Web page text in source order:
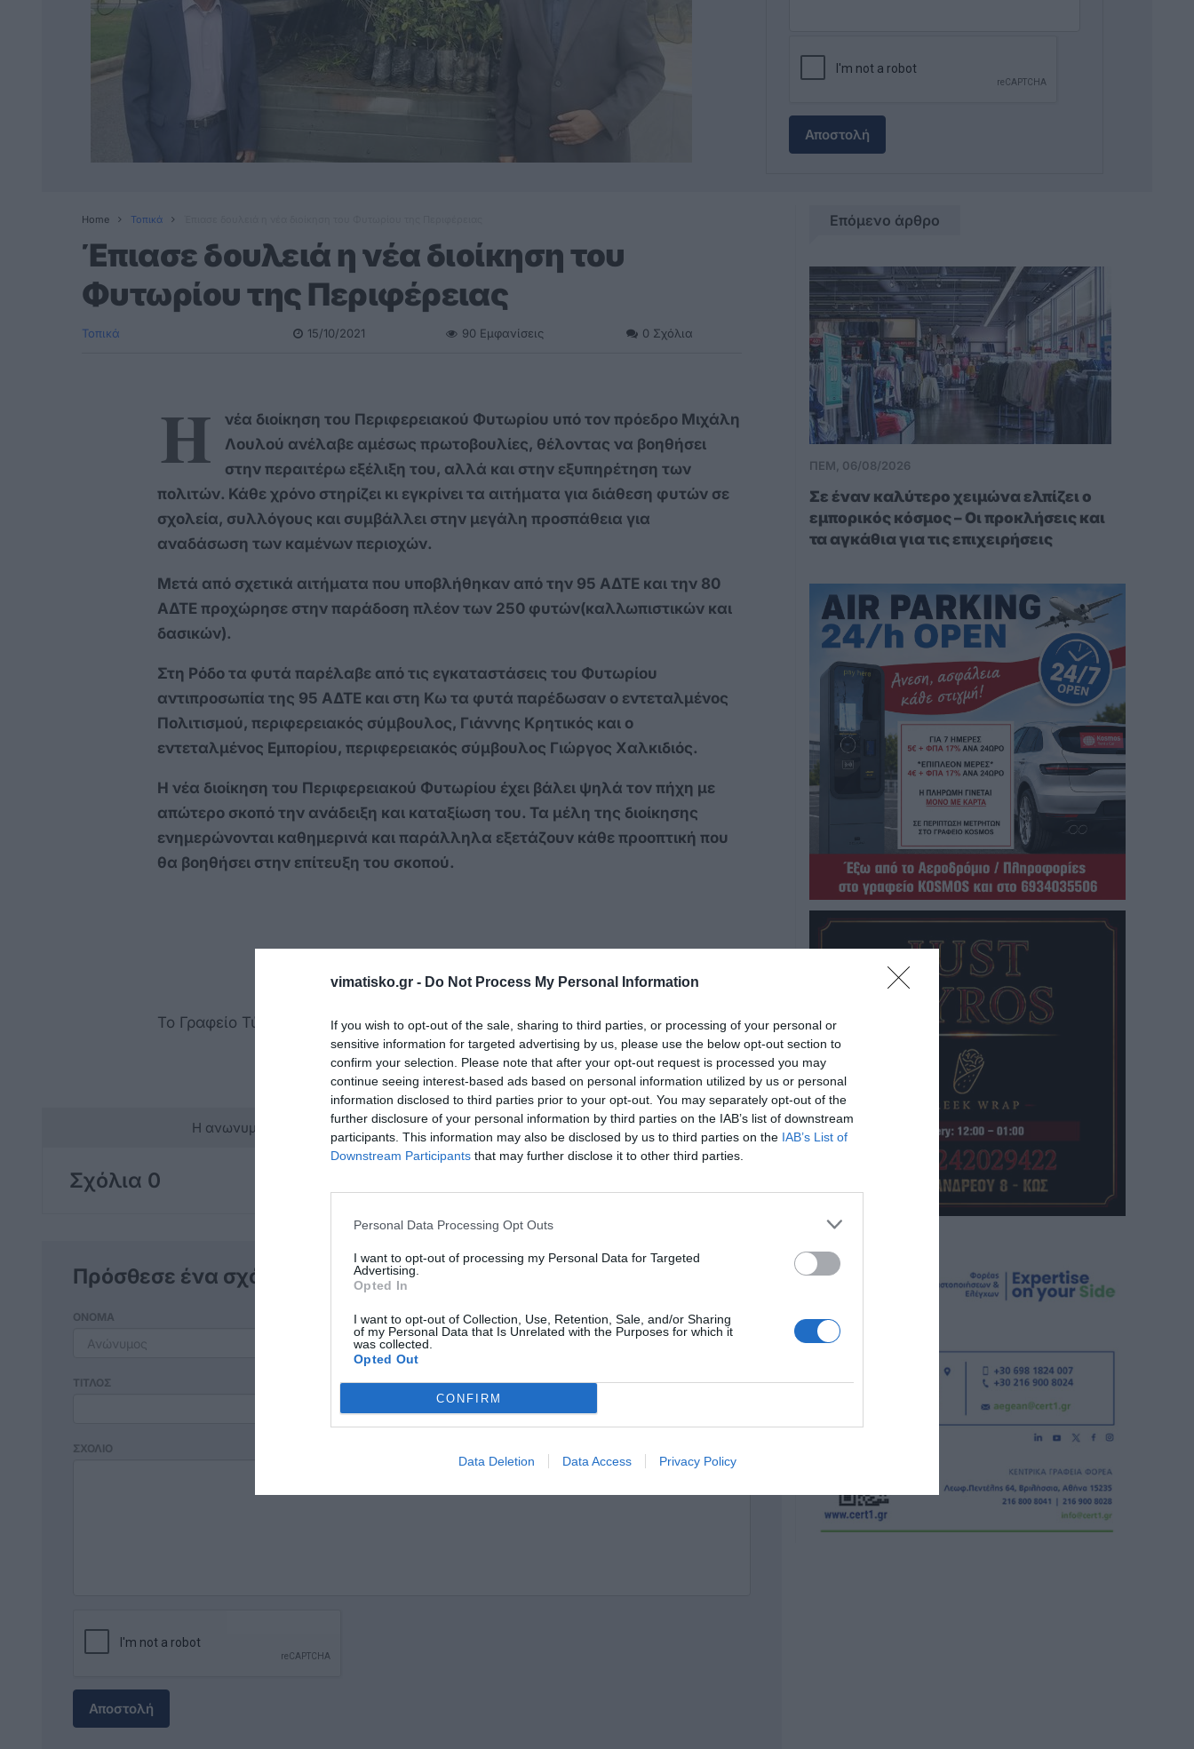
vimatisko.gr - Do Not Process My Personal Information
If you wish to opt-out of the sale, sharing to third parties, or processing of your personal or
sensitive information for targeted advertising by us, please use the below opt-out section to
confirm your selection. Please note that after your opt-out request is processed you may
continue seeing interest-based ads based on personal information utilized by us or personal
information disclosed to third parties prior to your opt-out. You may separately opt-out of the
further disclosure of your personal information by third parties on the IAB’s list of downstream
participants. This information may also be disclosed by us to third parties on the IAB’s List of
Downstream Participants that may further disclose it to other third parties.
Personal Data Processing Opt Outs
I want to opt-out of processing my Personal Data for Targeted
Advertising.
Opted In
I want to opt-out of Collection, Use, Retention, Sale, and/or Sharing
of my Personal Data that Is Unrelated with the Purposes for which it
was collected.
Opted Out
CONFIRM
Data Deletion Data Access Privacy Policy
Αποστολή
Home Τοπικά
Έπιασε δουλειά η νέα διοίκηση του
Φυτωρίου της Περιφέρειας
Τοπικά 15/10/2021 90 Εμφανίσεις 0 Σχόλια
Η
νέα διοίκηση του Περιφερειακού Φυτωρίου υπό τον πρόεδρο Μιχάλη
Λουλού ανέλαβε αμέσως πρωτοβουλίες, θέλοντας να βοηθήσει
στην περαιτέρω εξέλιξη του, αλλά και στην εξυπηρέτηση των
πολιτών. Κάθε χρόνο στηρίζει κι εγκρίνει τα αιτήματα για διάθεση φυτών σε
σχολεία, συλλόγους και συμβάλλει στην μεγάλη προσπάθεια για
αναδάσωση των καμένων περιοχών.
Μετά από σχετικά αιτήματα που υποβλήθηκαν από την 95 ΑΔΤΕ και την 80
ΑΔΤΕ προχώρησε στην παράδοση πλέον των 250 φυτών(καλλωπιστικών και
δασικών).
Στη Ρόδο τα φυτά παρέλαβε από τις εγκαταστάσεις του Φυτωρίου
αντιπροσωπία της 95 ΑΔΤΕ και στη Κω τα φυτά παρέδωσαν ο εντεταλμένος
Πολιτισμού, περιφερειακός σύμβουλος, Γιάννης Κρητικός και ο
εντεταλμένος Εμπορίου, περιφερειακός σύμβουλος Γιώργος Χαλκιδιός.
Η νέα διοίκηση του Περιφερειακού Φυτωρίου έχει βάλει ψηλά τον πήχη με
απώτερο σκοπό την ανάδειξη και καταξίωση του. Τα μέλη της διοίκησης
ενημερώνονται καθημερινά και παράλληλα εξετάζουν κάθε προοπτική που
θα βοηθήσει στην επίτευξη του σκοπού.
Το Γραφείο Τύπου
Η ανωνυμία είναι το καλύτερο κρησφύγετο δειλίας και χυδαιότητας!
Σχόλια 0
Πρόσθεσε ένα σχόλιο
ΟΝΟΜΑ
ΤΙΤΛΟΣ
ΣΧΟΛΙΟ
Αποστολή
Επόμενο άρθρο
ΠΕΜ, 06/08/2026
Σε έναν καλύτερο χειμώνα ελπίζει ο
εμπορικός κόσμος – Οι προκλήσεις και
τα αγκάθια για τις επιχειρήσεις